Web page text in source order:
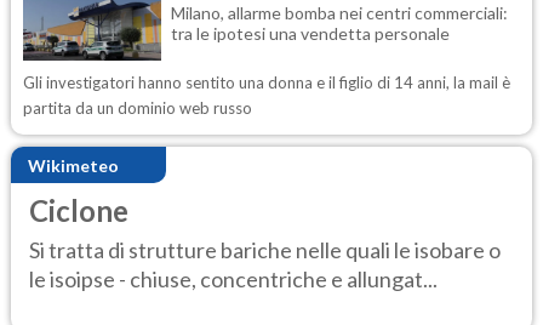
Milano, allarme bomba nei centri commerciali:
tra le ipotesi una vendetta personale
Gli investigatori hanno sentito una donna e il figlio di 14 anni, la mail è
partita da un dominio web russo
Wikimeteo
Ciclone
Si tratta di strutture bariche nelle quali le isobare o
le isoipse - chiuse, concentriche e allungat...